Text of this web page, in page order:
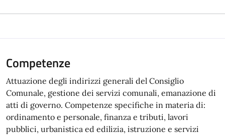
Competenze
Attuazione degli indirizzi generali del Consiglio
Comunale, gestione dei servizi comunali, emanazione di
atti di governo. Competenze specifiche in materia di:
ordinamento e personale, finanza e tributi, lavori
pubblici, urbanistica ed edilizia, istruzione e servizi